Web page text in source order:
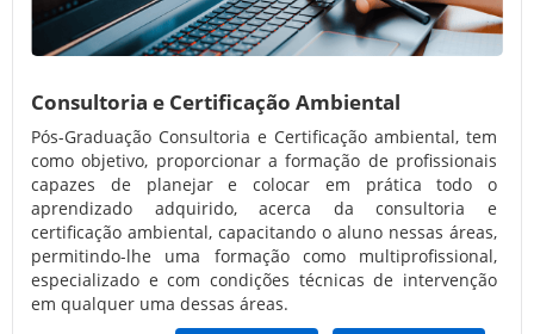
Consultoria e Certificação Ambiental
Pós-Graduação Consultoria e Certificação ambiental, tem
como objetivo, proporcionar a formação de profissionais
capazes de planejar e colocar em prática todo o
aprendizado adquirido, acerca da consultoria e
certificação ambiental, capacitando o aluno nessas áreas,
permitindo-lhe uma formação como multiprofissional,
especializado e com condições técnicas de intervenção
em qualquer uma dessas áreas.